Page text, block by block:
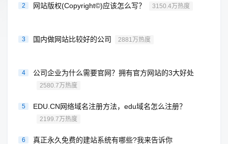
2 网站版权(Copyright©)应该怎么写？ 3150.4万热度
3 国内做网站比较好的公司 2881万热度
4 公司企业为什么需要官网？拥有官方网站的3大好处
2580.7万热度
5 EDU.CN网络域名注册方法，edu域名怎么注册？
2199.7万热度
6 真正永久免费的建站系统有哪些?我来告诉你